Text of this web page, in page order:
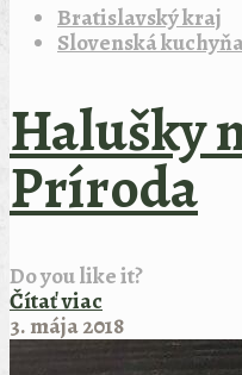
Bratislavský kraj
Slovenská kuchyňa
Halušky
Príroda
Do you like it?
Čítať viac
3. mája 2018